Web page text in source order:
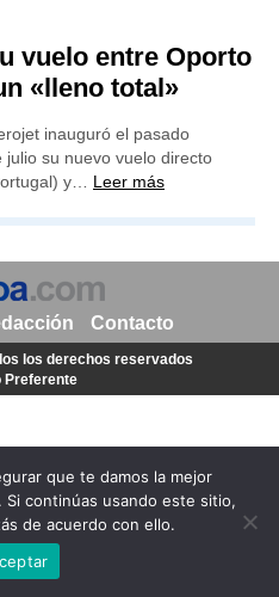
vuelo entre Oporto
«lleno total»
inauguró el pasado
julio su nuevo vuelo directo
y… Leer más
que te damos la mejor
continúas usando este sitio,
de acuerdo con ello.
Contacto
los derechos reservados
Preferente